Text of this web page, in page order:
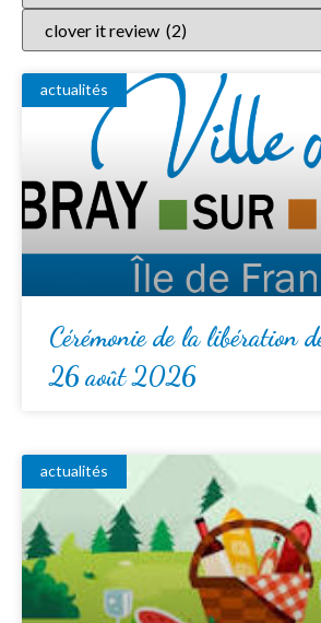
actualités
Cérémonie de la libération
26 août 2026
actualités